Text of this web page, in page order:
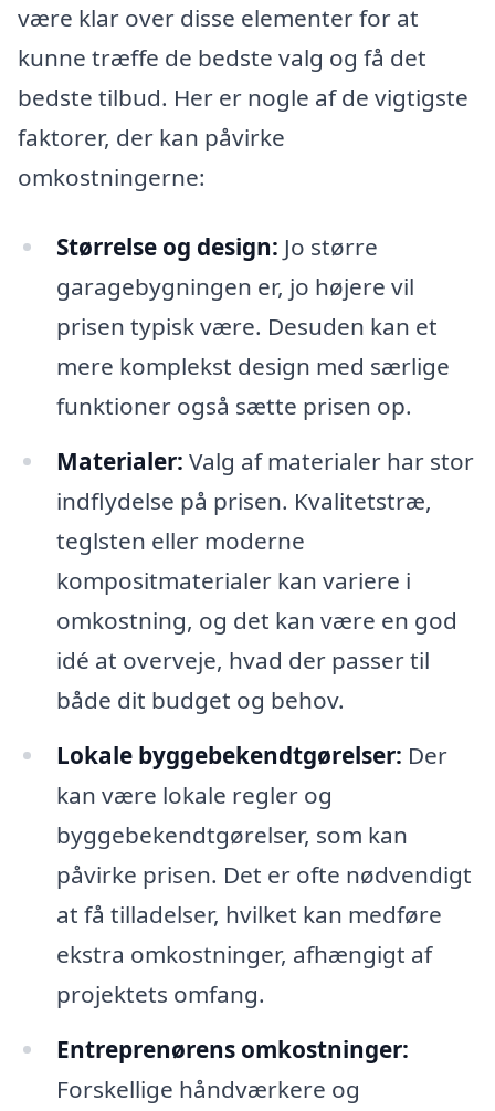
være klar over disse elementer for at
kunne træffe de bedste valg og få det
bedste tilbud. Her er nogle af de vigtigste
faktorer, der kan påvirke
omkostningerne:
Størrelse og design: Jo større
garagebygningen er, jo højere vil
prisen typisk være. Desuden kan et
mere komplekst design med særlige
funktioner også sætte prisen op.
Materialer: Valg af materialer har stor
indflydelse på prisen. Kvalitetstræ,
teglsten eller moderne
kompositmaterialer kan variere i
omkostning, og det kan være en god
idé at overveje, hvad der passer til
både dit budget og behov.
Lokale byggebekendtgørelser: Der
kan være lokale regler og
byggebekendtgørelser, som kan
påvirke prisen. Det er ofte nødvendigt
at få tilladelser, hvilket kan medføre
ekstra omkostninger, afhængigt af
projektets omfang.
Entreprenørens omkostninger:
Forskellige håndværkere og